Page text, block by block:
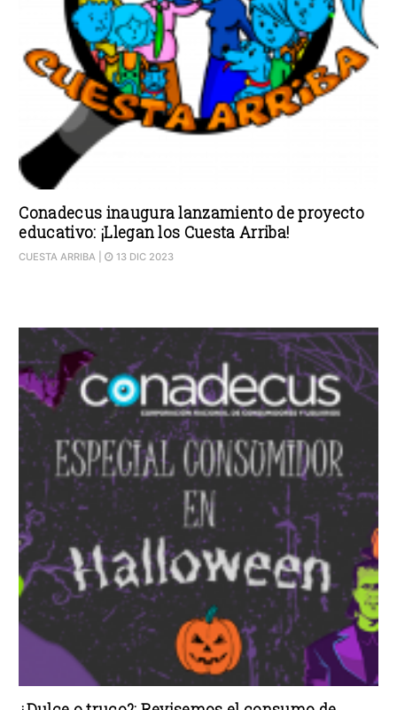
Conadecus inaugura lanzamiento de proyecto
educativo: ¡Llegan los Cuesta Arriba!
CUESTA ARRIBA | 13 DIC 2023